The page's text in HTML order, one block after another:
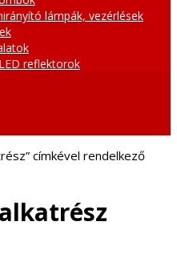
lámpák, vezérlések
reflektorok
címkével rendelkező